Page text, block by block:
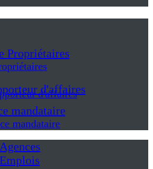
Propriétaires
d'affaires
d'affaires
mandataire
mandataire
Agences
Emplois